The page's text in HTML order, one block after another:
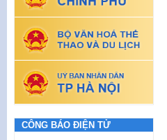
CÔNG BÁO ĐIỆN TỬ